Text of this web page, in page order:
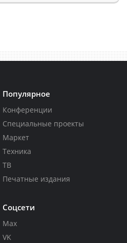
Популярное
Конференции
Специальные проекты
Маркет
Техника
ТВ
Печатные издания
Соцсети
Max
VK